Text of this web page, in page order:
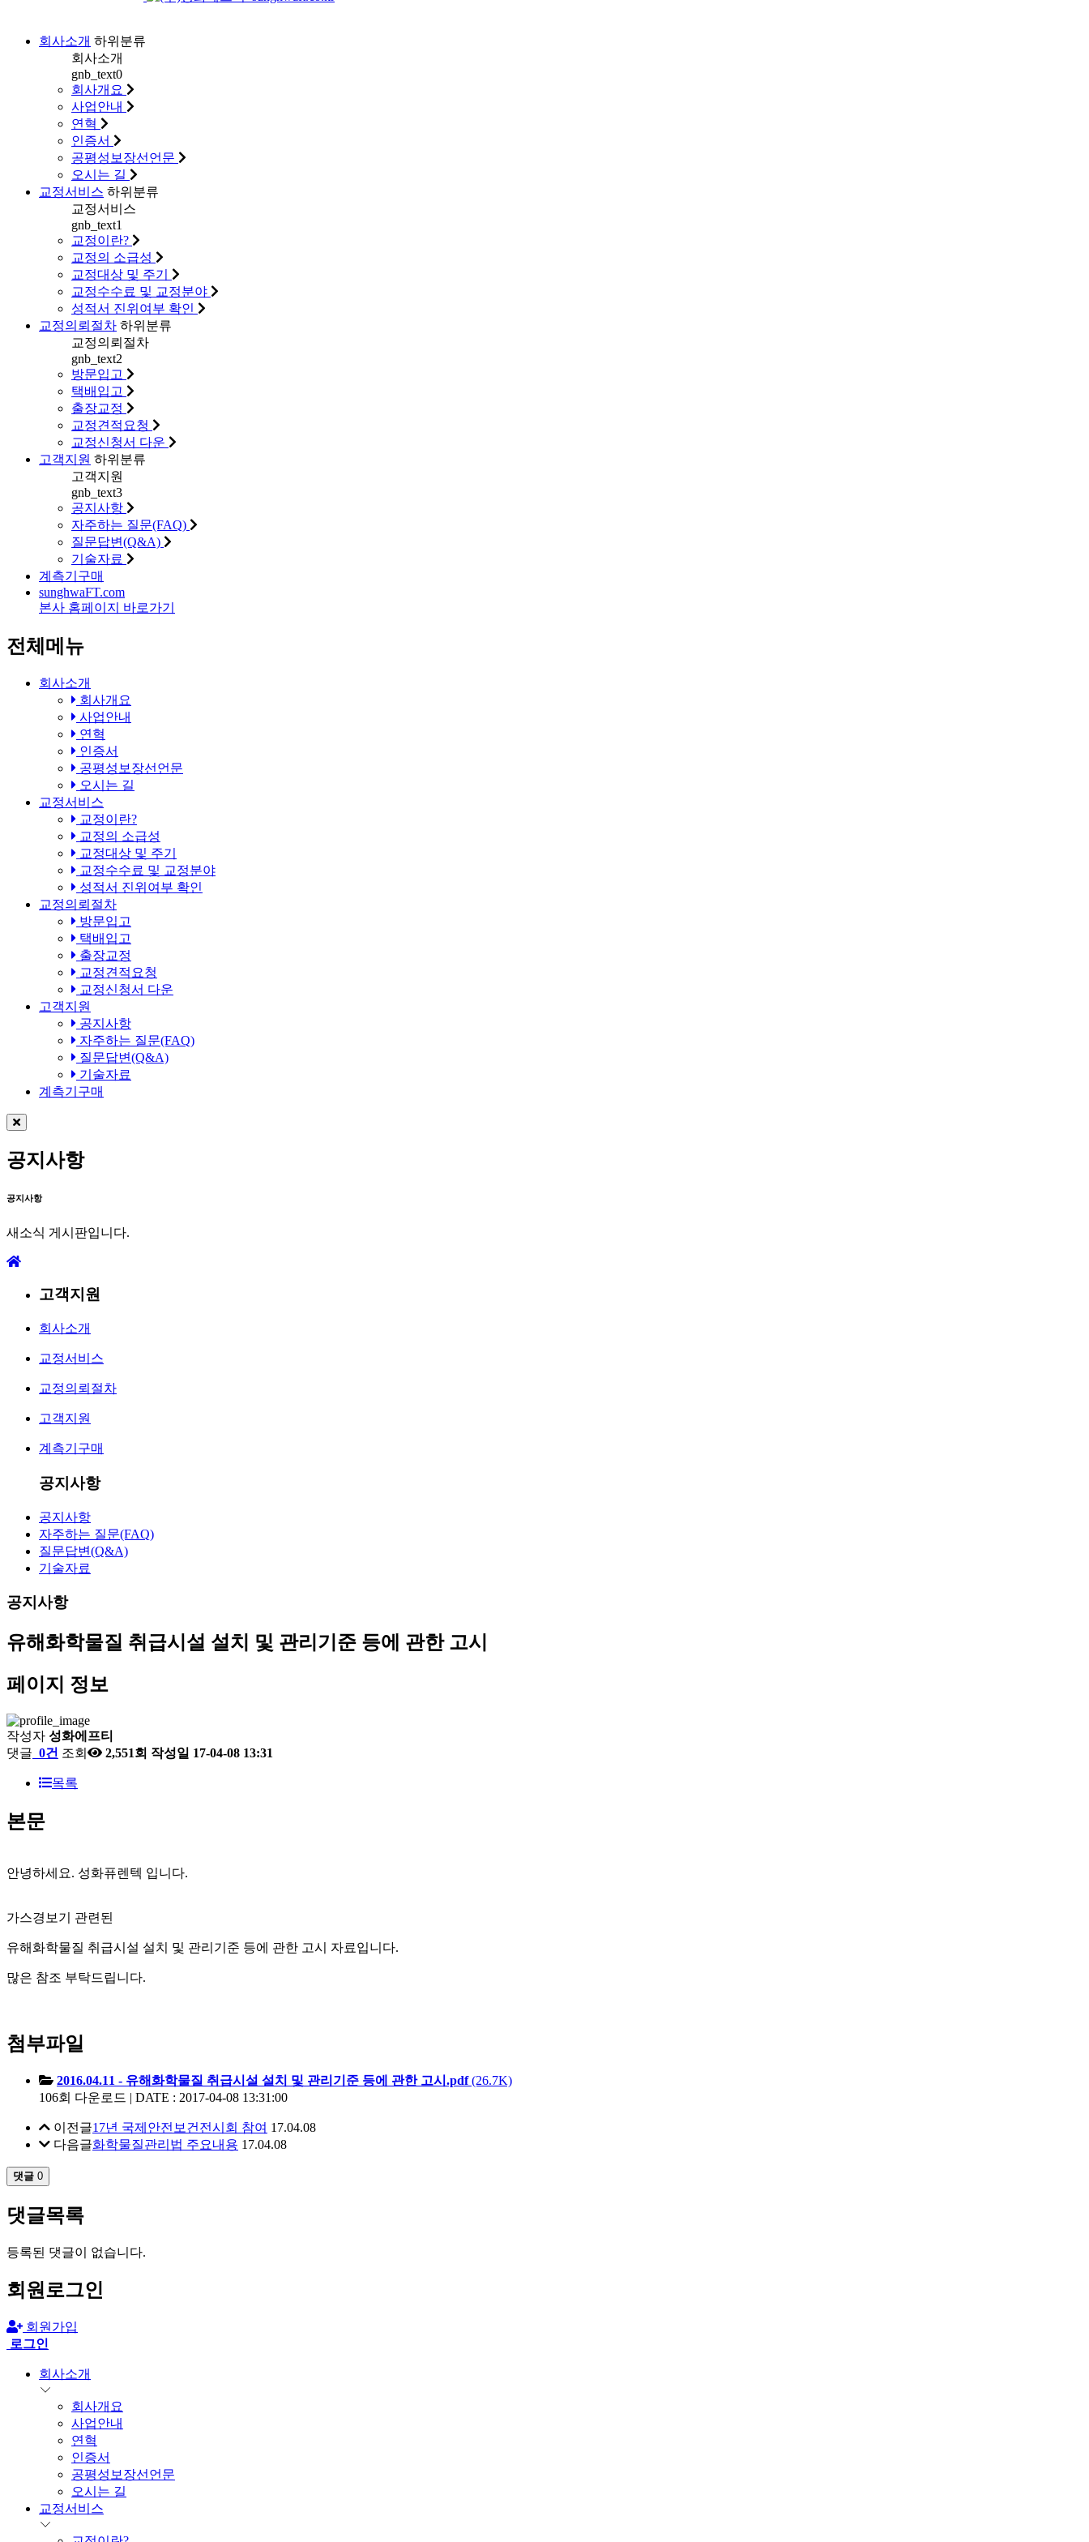
회사소개 하위분류
회사소개
gnb_text0
회사개요
사업안내
연혁
인증서
공평성보장선언문
오시는 길
교정서비스 하위분류
교정서비스
gnb_text1
교정이란?
교정의 소급성
교정대상 및 주기
교정수수료 및 교정분야
성적서 진위여부 확인
교정의뢰절차 하위분류
교정의뢰절차
gnb_text2
방문입고
택배입고
출장교정
교정견적요청
교정신청서 다운
고객지원 하위분류
고객지원
gnb_text3
공지사항
자주하는 질문(FAQ)
질문답변(Q&A)
기술자료
계측기구매
sunghwaFT.com
본사 홈페이지 바로가기
전체메뉴
회사소개
회사개요
사업안내
연혁
인증서
공평성보장선언문
오시는 길
교정서비스
교정이란?
교정의 소급성
교정대상 및 주기
교정수수료 및 교정분야
성적서 진위여부 확인
교정의뢰절차
방문입고
택배입고
출장교정
교정견적요청
교정신청서 다운
고객지원
공지사항
자주하는 질문(FAQ)
질문답변(Q&A)
기술자료
계측기구매
공지사항
공지사항
새소식 게시판입니다.
고객지원
회사소개
교정서비스
교정의뢰절차
고객지원
계측기구매
공지사항
공지사항
자주하는 질문(FAQ)
질문답변(Q&A)
기술자료
공지사항
유해화학물질 취급시설 설치 및 관리기준 등에 관한 고시
페이지 정보
작성자 성화에프티
댓글 0건 조회 2,551회 작성일 17-04-08 13:31
목록
본문
안녕하세요. 성화퓨렌텍 입니다.
가스경보기 관련된
유해화학물질 취급시설 설치 및 관리기준 등에 관한 고시 자료입니다.
많은 참조 부탁드립니다.
첨부파일
2016.04.11 - 유해화학물질 취급시설 설치 및 관리기준 등에 관한 고시.pdf(26.7K)
106회 다운로드 | DATE : 2017-04-08 13:31:00
이전글17년 국제안전보건전시회 참여 17.04.08
다음글화학물질관리법 주요내용 17.04.08
댓글 0
댓글목록
등록된 댓글이 없습니다.
회원로그인
회원가입
로그인
회사소개
회사개요
사업안내
연혁
인증서
공평성보장선언문
오시는 길
교정서비스